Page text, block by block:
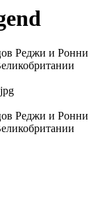
Реджи и Ронни
Реджи и Ронни